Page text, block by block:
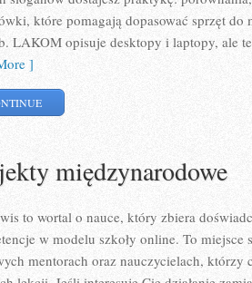
które pomagają dopasować sprzęt
LAKOM opisuje desktopy i laptopy, ale
]
międzynarodowe
to wortal o nauce, który zbiera
w modelu szkoły online. To miejsce
mentorach oraz nauczycielach, którzy